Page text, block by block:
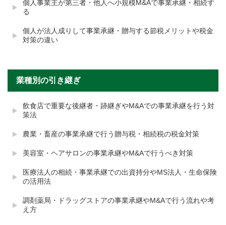
個人事業主が第三者・他人へ小規模M&Aで事業承継・相続す
る
個人が法人成りして事業承継・贈与する節税メリットや税金
対策の違い
業種別の引き継ぎ
飲食店で重要な後継者・跡継ぎやM&Aでの事業承継を行う対
策法
農業・畜産の事業承継で行う贈与税・相続税の税金対策
美容室・ヘアサロンの事業承継やM&Aで行うべき対策
医療法人の相続・事業承継での出資持分やMS法人・生命保険
の活用法
調剤薬局・ドラッグストアの事業承継やM&Aで行う流れや考
え方